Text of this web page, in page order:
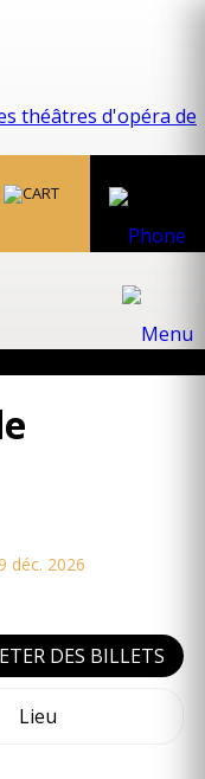
déc. 2026
Lieu
DES BILLETS